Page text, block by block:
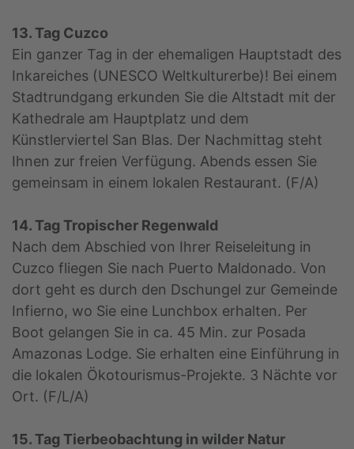
13. Tag Cuzco
Ein ganzer Tag in der ehemaligen Hauptstadt des
Inkareiches (UNESCO Weltkulturerbe)! Bei einem
Stadtrundgang erkunden Sie die Altstadt mit der
Kathedrale am Hauptplatz und dem
Künstlerviertel San Blas. Der Nachmittag steht
Ihnen zur freien Verfügung. Abends essen Sie
gemeinsam in einem lokalen Restaurant. (F/A)
14. Tag Tropischer Regenwald
Nach dem Abschied von Ihrer Reiseleitung in
Cuzco fliegen Sie nach Puerto Maldonado. Von
dort geht es durch den Dschungel zur Gemeinde
Infierno, wo Sie eine Lunchbox erhalten. Per
Boot gelangen Sie in ca. 45 Min. zur Posada
Amazonas Lodge. Sie erhalten eine Einführung in
die lokalen Ökotourismus-Projekte. 3 Nächte vor
Ort. (F/L/A)
15. Tag Tierbeobachtung in wilder Natur